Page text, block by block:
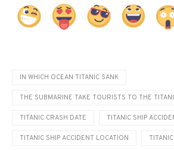
IN WHICH OCEAN TITANIC SANK
THE SUBMARINE TAKE TOURISTS TO THE
TITANIC CRASH DATE TITANIC SHIP
TITANIC SHIP ACCIDENT LOCATION